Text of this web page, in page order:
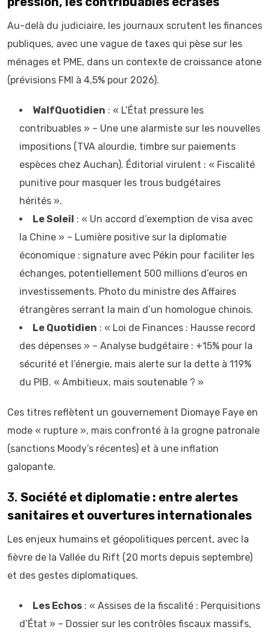
Au-delà du judiciaire, les journaux scrutent les finances
publiques, avec une vague de taxes qui pèse sur les
ménages et PME, dans un contexte de croissance atone
(prévisions FMI à 4,5% pour 2026).
WalfQuotidien : « L’État pressure les
contribuables » – Une une alarmiste sur les nouvelles
impositions (TVA alourdie, timbre sur paiements
espèces chez Auchan). Éditorial virulent : « Fiscalité
punitive pour masquer les trous budgétaires
hérités ».
Le Soleil : « Un accord d’exemption de visa avec
la Chine » – Lumière positive sur la diplomatie
économique : signature avec Pékin pour faciliter les
échanges, potentiellement 500 millions d’euros en
investissements. Photo du ministre des Affaires
étrangères serrant la main d’un homologue chinois.
Le Quotidien : « Loi de Finances : Hausse record
des dépenses » – Analyse budgétaire : +15% pour la
sécurité et l’énergie, mais alerte sur la dette à 119%
du PIB. « Ambitieux, mais soutenable ? »
Ces titres reflètent un gouvernement Diomaye Faye en
mode « rupture », mais confronté à la grogne patronale
(sanctions Moody’s récentes) et à une inflation
galopante.
3. Société et diplomatie : entre alertes
sanitaires et ouvertures internationales
Les enjeux humains et géopolitiques percent, avec la
fièvre de la Vallée du Rift (20 morts depuis septembre)
et des gestes diplomatiques.
Les Echos : « Assises de la fiscalité : Perquisitions
d’État » – Dossier sur les contrôles fiscaux massifs,